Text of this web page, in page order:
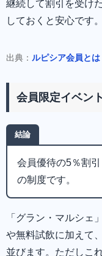
継続して割引を受け
しておくと安心です。
出典： ルピシア会員とは
会員限定イベン
結論
会員優待の5％割
の制度です。
「グラン・マルシェ
や無料試飲に加えて
並びます。ただしこ